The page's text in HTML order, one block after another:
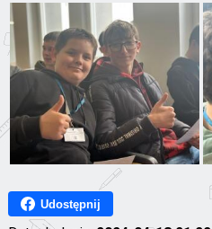
Udostępnij